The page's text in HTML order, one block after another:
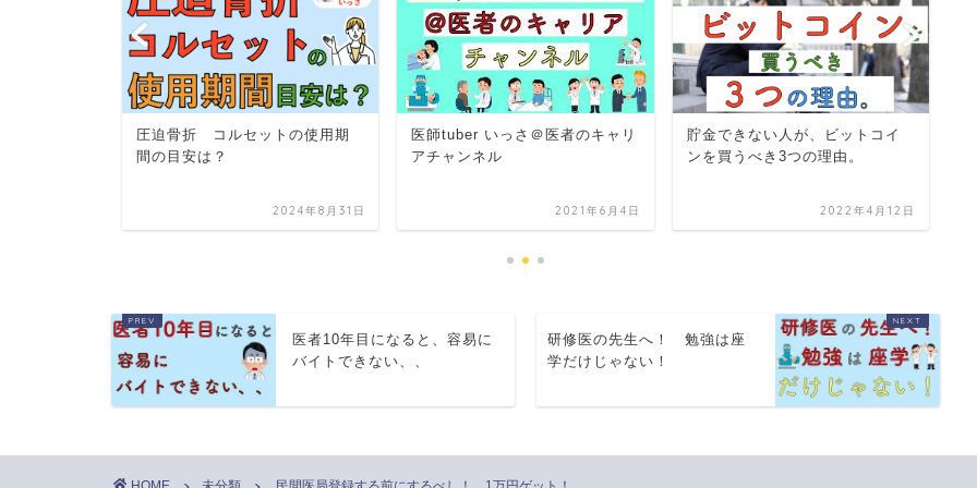
圧迫骨折 コルセットの使用期
間の目安は？
2024年8月31日
医師tuber いっさ＠医者のキャリ
アチャンネル
2021年6月4日
貯金できない人が、ビットコイ
ンを買うべき3つの理由。
2022年4月12日
医者10年目になると、容易に
バイトできない、、
研修医の先生へ！ 勉強は座
学だけじゃない！